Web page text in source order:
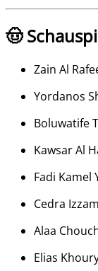
🤠
Zain Al
Yordanos
Boluwatife
Kawsar Al
Fadi Kamel
Cedra Izzam
Alaa
Elias